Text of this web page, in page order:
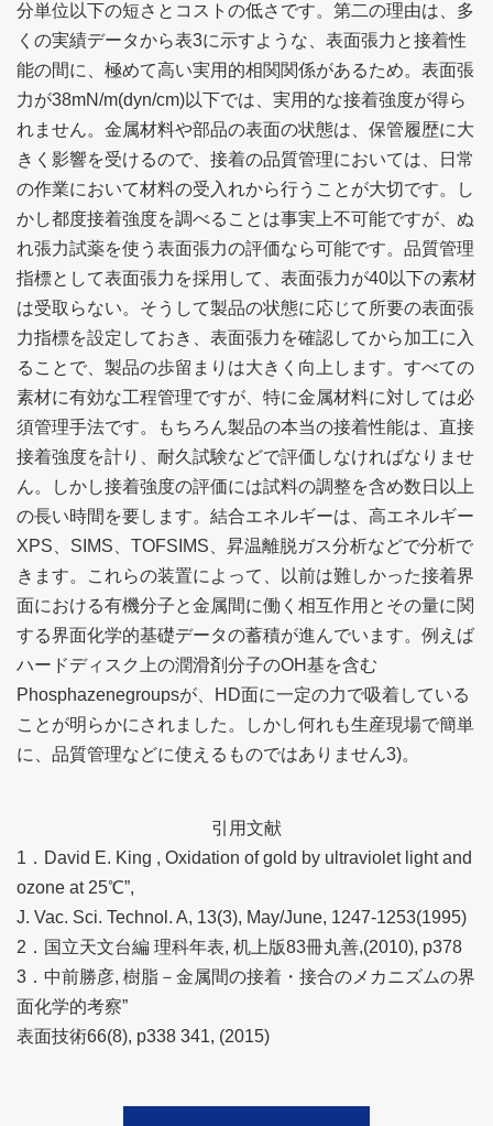
分単位以下の短さとコストの低さです。第二の理由は、多
くの実績データから表3に示すような、表面張力と接着性
能の間に、極めて高い実用的相関関係があるため。表面張
力が38mN/m(dyn/cm)以下では、実用的な接着強度が得ら
れません。金属材料や部品の表面の状態は、保管履歴に大
きく影響を受けるので、接着の品質管理においては、日常
の作業において材料の受入れから行うことが大切です。し
かし都度接着強度を調べることは事実上不可能ですが、ぬ
れ張力試薬を使う表面張力の評価なら可能です。品質管理
指標として表面張力を採用して、表面張力が40以下の素材
は受取らない。そうして製品の状態に応じて所要の表面張
力指標を設定しておき、表面張力を確認してから加工に入
ることで、製品の歩留まりは大きく向上します。すべての
素材に有効な工程管理ですが、特に金属材料に対しては必
須管理手法です。もちろん製品の本当の接着性能は、直接
接着強度を計り、耐久試験などで評価しなければなりませ
ん。しかし接着強度の評価には試料の調整を含め数日以上
の長い時間を要します。結合エネルギーは、高エネルギー
XPS、SIMS、TOFSIMS、昇温離脱ガス分析などで分析で
きます。これらの装置によって、以前は難しかった接着界
面における有機分子と金属間に働く相互作用とその量に関
する界面化学的基礎データの蓄積が進んでいます。例えば
ハードディスク上の潤滑剤分子のOH基を含む
Phosphazenegroupsが、HD面に一定の力で吸着している
ことが明らかにされました。しかし何れも生産現場で簡単
に、品質管理などに使えるものではありません3)。
引用文献
1．David E. King , Oxidation of gold by ultraviolet light and
ozone at 25℃”,
J. Vac. Sci. Technol. A, 13(3), May/June, 1247-1253(1995)
2．国立天文台編 理科年表, 机上版83冊丸善,(2010), p378
3．中前勝彦, 樹脂－金属間の接着・接合のメカニズムの界
面化学的考察”
表面技術66(8), p338 341, (2015)